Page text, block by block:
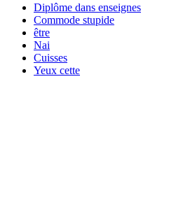
Diplôme dans enseignes
Commode stupide
être
Nai
Cuisses
Yeux cette